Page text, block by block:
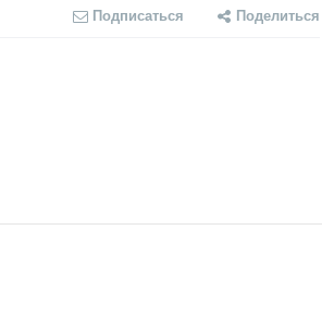
Подписаться Поделиться